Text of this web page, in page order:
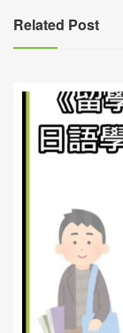
覽
Related Post